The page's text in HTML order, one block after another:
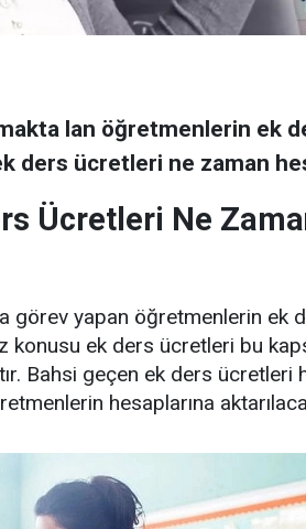
lan öğretmenlerin ek
ders ücretleri ne zaman
Ücretleri Ne
görev yapan öğretmenlerin ek
konusu ek ders ücretleri bu
Bahsi geçen ek ders ücretleri
hesaplarına